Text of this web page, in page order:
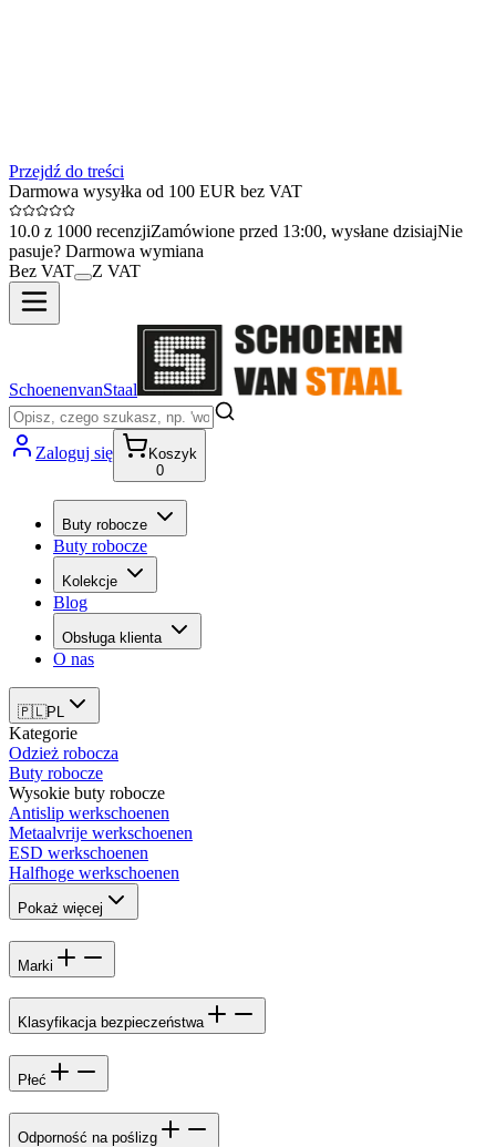
Przejdź do treści
Darmowa wysyłka od 100 EUR bez VAT
10.0 z 1000 recenzjiZamówione przed 13:00, wysłane dzisiajNie
pasuje? Darmowa wymiana
Bez VAT
Z VAT
SchoenenvanStaal
Zaloguj się
Koszyk
0
Buty robocze
Buty robocze
Kolekcje
Blog
Obsługa klienta
O nas
🇵🇱PL
Kategorie
Odzież robocza
Buty robocze
Wysokie buty robocze
Antislip werkschoenen
Metaalvrije werkschoenen
ESD werkschoenen
Halfhoge werkschoenen
Pokaż więcej
Marki
Klasyfikacja bezpieczeństwa
Płeć
Odporność na poślizg